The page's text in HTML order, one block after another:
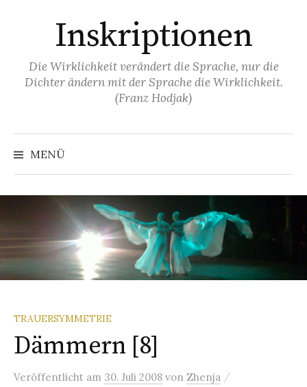
Inskriptionen
Die Wirklichkeit verändert die Sprache, nur die
Dichter ändern mit der Sprache die Wirklichkeit.
(Franz Hodjak)
MENÜ
TRAUERSYMMETRIE
Dämmern [8]
Veröffentlicht am 30. Juli 2008 von Zhenja /